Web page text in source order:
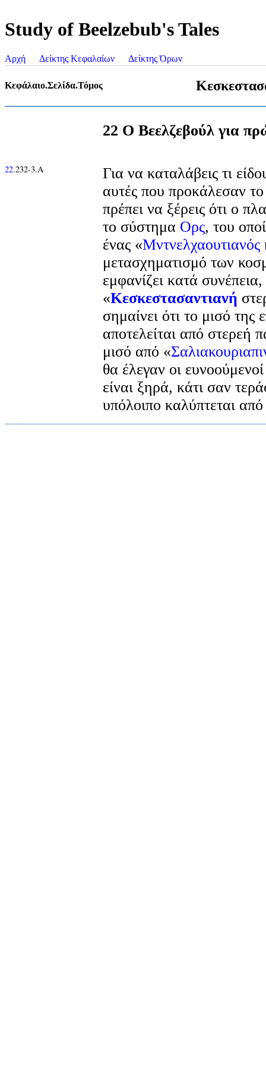
Study of Beelzebub's Tales
Αρχή Δείκτης Κεφαλαίων Δείκτης Όρων
Κεφάλαιο.Σελίδα.Τόμος
22 Ο Βεελζεβούλ για
22.232-3.Α
Για να καταλάβεις τι
αυτές που προκάλεσαν
πρέπει να ξέρεις ότι ο
το σύστημα Ορς, του
ένας «Μντνελχαουτιανός
μετασχηματισμό των
εμφανίζει κατά
«Κεσκεστασαντιανή
σημαίνει ότι το μισό της
αποτελείται από στερεή
μισό από «
θα έλεγαν οι
είναι ξηρά, κάτι σαν
υπόλοιπο καλύπτεται